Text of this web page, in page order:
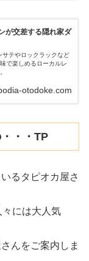
が交差する隠れ家ダ
テやロックラックなど
で楽しめるローカルレ
otodoke.com
・・TP
るタピオカ屋さ
には大人気
んをご案内しま